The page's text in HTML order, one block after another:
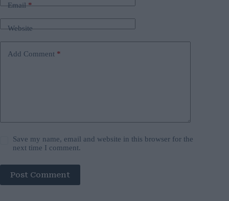
Email*
Website
Add Comment *
Save my name, email and website in this browser for the
next time I comment.
Post Comment